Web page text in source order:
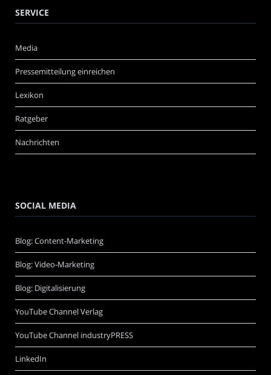
SERVICE
Media
Pressemitteilung einreichen
Lexikon
Ratgeber
Nachrichten
SOCIAL MEDIA
Blog: Content-Marketing
Blog: Video-Marketing
Blog: Digitalisierung
YouTube Channel Verlag
YouTube Channel industryPRESS
LinkedIn